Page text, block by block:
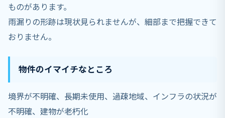
ものがあります。
雨漏りの形跡は現状見られませんが、細部まで把握できて
おりません。
物件のイマイチなところ
境界が不明確、長期未使用、過疎地域、インフラの状況が
不明確、建物が老朽化